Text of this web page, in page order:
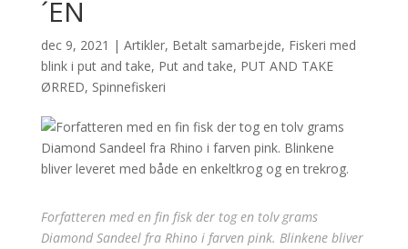
´EN
dec 9, 2021 | Artikler, Betalt samarbejde, Fiskeri med
blink i put and take, Put and take, PUT AND TAKE
ØRRED, Spinnefiskeri
Forfatteren med en fin fisk der tog en tolv grams
Diamond Sandeel fra Rhino i farven pink. Blinkene bliver